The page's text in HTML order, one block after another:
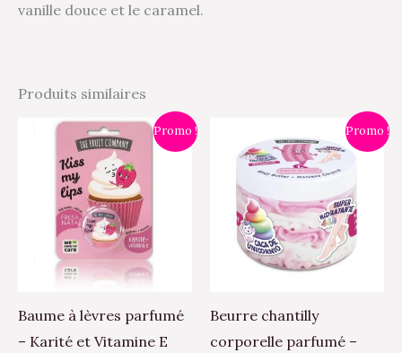
vanille douce et le caramel.
Produits similaires
Promo !
Baume à lèvres parfumé
– Karité et Vitamine E
Le
prix
initial
était :
4,90 €.
Le
prix
actuel
est :
3,40 €.
Ce
produit
plusieurs
variations.
peuvent
être
Promo !
Beurre chantilly
corporelle parfumé –
prix
initial
était :
prix
actuel
est :
Ce